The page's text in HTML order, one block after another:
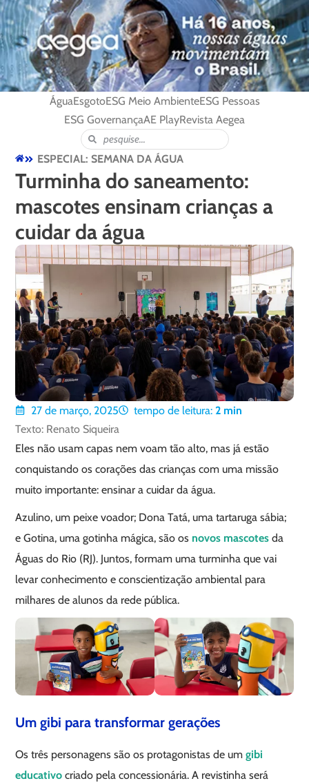
ÁguaEsgotoESG Meio AmbienteESG Pessoas
ESG GovernançaAE PlayRevista Aegea
ESPECIAL: SEMANA DA ÁGUA
Turminha do saneamento:
mascotes ensinam crianças a
cuidar da água
27 de março, 2025 tempo de leitura: 2 min
Texto: Renato Siqueira
Eles não usam capas nem voam tão alto, mas já estão
conquistando os corações das crianças com uma missão
muito importante: ensinar a cuidar da água.
Azulino, um peixe voador; Dona Tatá, uma tartaruga sábia;
e Gotina, uma gotinha mágica, são os novos mascotes da
Águas do Rio (RJ). Juntos, formam uma turminha que vai
levar conhecimento e conscientização ambiental para
milhares de alunos da rede pública.
Um gibi para transformar gerações
Os três personagens são os protagonistas de umgibi
educativo criado pela concessionária. A revistinha será